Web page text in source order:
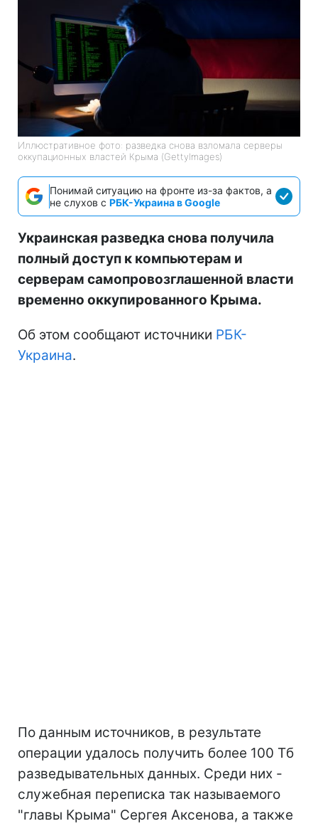
Иллюстративное фото: разведка снова взломала серверы
оккупационных властей Крыма (GettyImages)
Понимай ситуацию на фронте из-за фактов, а
не слухов с РБК-Украина в Google
Украинская разведка снова получила
полный доступ к компьютерам и
серверам самопровозглашенной власти
временно оккупированного Крыма.
Об этом сообщают источники РБК-
Украина.
По данным источников, в результате
операции удалось получить более 100 Тб
разведывательных данных. Среди них -
служебная переписка так называемого
"главы Крыма" Сергея Аксенова, а также